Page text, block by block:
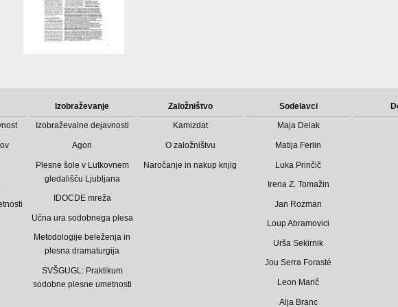
Izobraževanje
Izobraževalne dejavnosti
Agon
Plesne šole v Lutkovnem
gledališču Ljubljana
IDOCDE mreža
Učna ura sodobnega plesa
Metodologije beleženja in
plesna dramaturgija
SVŠGUGL: Praktikum
sodobne plesne umetnosti
Založništvo
Kamizdat
O založništvu
Naročanje in nakup knjig
Sodelavci
Maja Delak
Matija Ferlin
Luka Prinčič
Irena Z. Tomažin
Jan Rozman
Loup Abramovici
Urša Sekirnik
Jou Serra Forasté
Leon Marič
Alja Branc